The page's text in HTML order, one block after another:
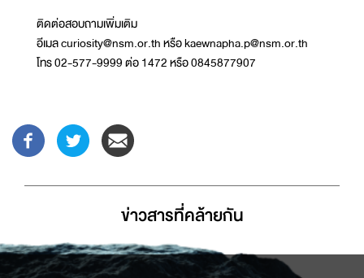
ติดต่อสอบถามเพิ่มเติม
อีเมล curiosity@nsm.or.th หรือ kaewnapha.p@nsm.or.th
โทร 02-577-9999 ต่อ 1472 หรือ 0845877907
ข่าวสารที่่คล้ายกัน